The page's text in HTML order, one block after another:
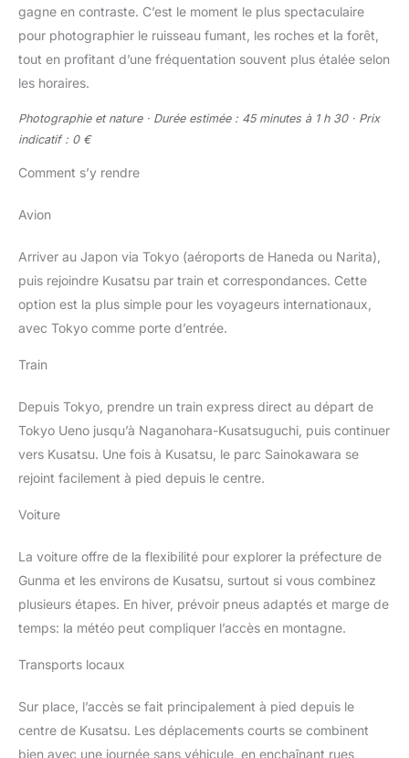
gagne en contraste. C’est le moment le plus spectaculaire
pour photographier le ruisseau fumant, les roches et la forêt,
tout en profitant d’une fréquentation souvent plus étalée selon
les horaires.
Photographie et nature · Durée estimée : 45 minutes à 1 h 30 · Prix
indicatif : 0 €
Comment s’y rendre
Avion
Arriver au Japon via Tokyo (aéroports de Haneda ou Narita),
puis rejoindre Kusatsu par train et correspondances. Cette
option est la plus simple pour les voyageurs internationaux,
avec Tokyo comme porte d’entrée.
Train
Depuis Tokyo, prendre un train express direct au départ de
Tokyo Ueno jusqu’à Naganohara-Kusatsuguchi, puis continuer
vers Kusatsu. Une fois à Kusatsu, le parc Sainokawara se
rejoint facilement à pied depuis le centre.
Voiture
La voiture offre de la flexibilité pour explorer la préfecture de
Gunma et les environs de Kusatsu, surtout si vous combinez
plusieurs étapes. En hiver, prévoir pneus adaptés et marge de
temps: la météo peut compliquer l’accès en montagne.
Transports locaux
Sur place, l’accès se fait principalement à pied depuis le
centre de Kusatsu. Les déplacements courts se combinent
bien avec une journée sans véhicule, en enchaînant rues